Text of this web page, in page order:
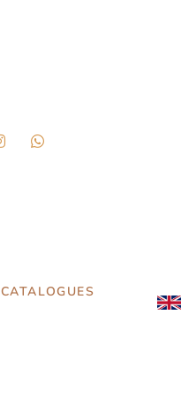
CATALOGUES